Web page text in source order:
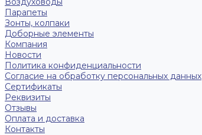
Парапеты
Зонты, колпаки
Доборные элементы
Компания
Новости
Политика конфиденциальности
Согласие на обработку персональных данных
Сертификаты
Реквизиты
Отзывы
Оплата и доставка
Контакты